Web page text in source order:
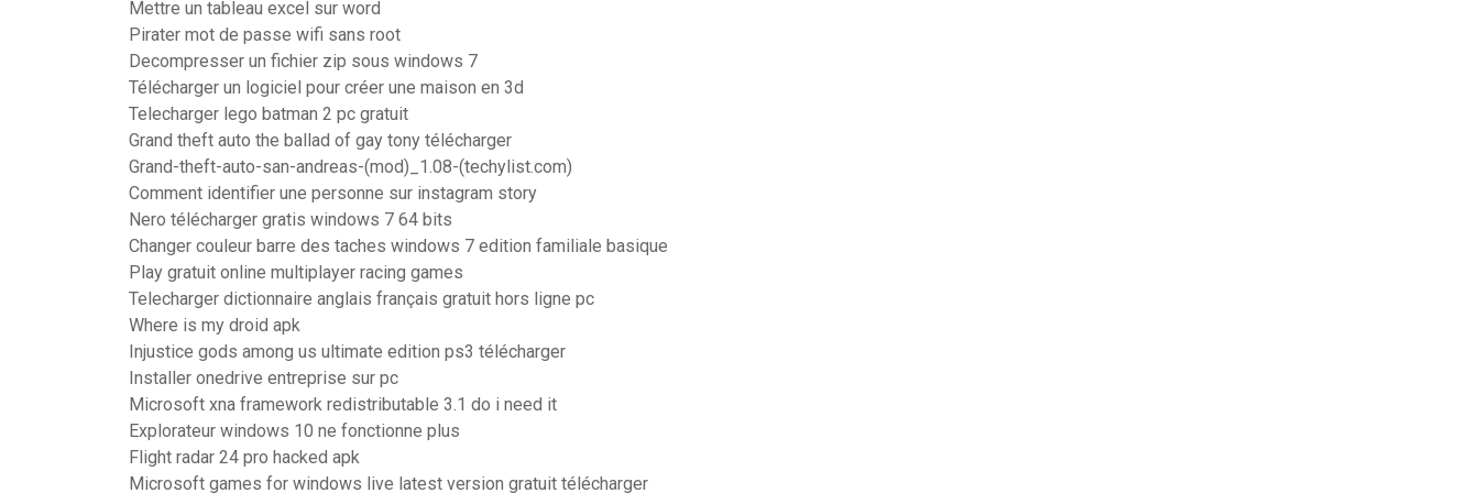
Mettre un tableau excel sur word
Pirater mot de passe wifi sans root
Decompresser un fichier zip sous windows 7
Télécharger un logiciel pour créer une maison en 3d
Telecharger lego batman 2 pc gratuit
Grand theft auto the ballad of gay tony télécharger
Grand-theft-auto-san-andreas-(mod)_1.08-(techylist.com)
Comment identifier une personne sur instagram story
Nero télécharger gratis windows 7 64 bits
Changer couleur barre des taches windows 7 edition familiale basique
Play gratuit online multiplayer racing games
Telecharger dictionnaire anglais français gratuit hors ligne pc
Where is my droid apk
Injustice gods among us ultimate edition ps3 télécharger
Installer onedrive entreprise sur pc
Microsoft xna framework redistributable 3.1 do i need it
Explorateur windows 10 ne fonctionne plus
Flight radar 24 pro hacked apk
Microsoft games for windows live latest version gratuit télécharger